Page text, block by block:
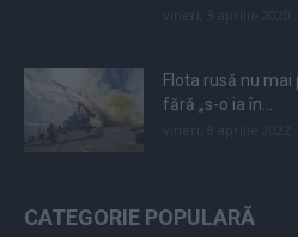
Flota rusă nu
fără „s-o ia în...
CATEGORIE POPULARĂ